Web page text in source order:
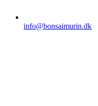
info@bonsaimurin.dk